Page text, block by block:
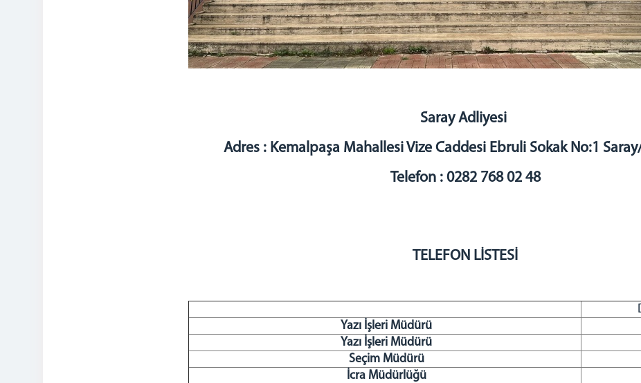
Saray Adliyesi
Adres : Kemalpaşa Mahallesi Vize Caddesi Ebruli Sokak No:1
Telefon : 0282 768 02 48
TELEFON LİSTESİ
Yazı İşleri Müdürü
Yazı İşleri Müdürü
Seçim Müdürü
İcra Müdürlüğü